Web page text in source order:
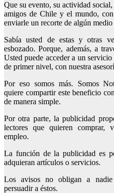
Que su evento, su actividad
amigos de Chile y el mundo,
enviarle un recorte de algún
Sabía usted de estas y otras
esbozado. Porque, además, a
Usted puede acceder a un
de primer nivel, con nuestra
Por eso somos más. Somos
quiere compartir este beneficio
de manera simple.
Por otra parte, la publicidad
lectores que quieren comprar,
empleo.
La función de la publicidad es
adquieran artículos o servicios.
Los avisos no obligan a nadie
persuadir a éstos.